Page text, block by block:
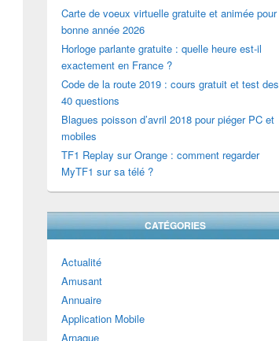
Carte de voeux virtuelle gratuite et animée pour
bonne année 2026
Horloge parlante gratuite : quelle heure est-il
exactement en France ?
Code de la route 2019 : cours gratuit et test des
40 questions
Blagues poisson d’avril 2018 pour piéger PC et
mobiles
TF1 Replay sur Orange : comment regarder
MyTF1 sur sa télé ?
CATÉGORIES
Actualité
Amusant
Annuaire
Application Mobile
Arnaque